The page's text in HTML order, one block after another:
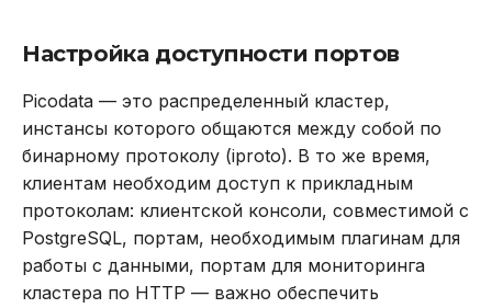
Настройка доступности портов
Picodata — это распределенный кластер,
инстансы которого общаются между собой по
бинарному протоколу (iproto). В то же время,
клиентам необходим доступ к прикладным
протоколам: клиентской консоли, совместимой с
PostgreSQL, портам, необходимым плагинам для
работы с данными, портам для мониторинга
кластера по HTTP — важно обеспечить